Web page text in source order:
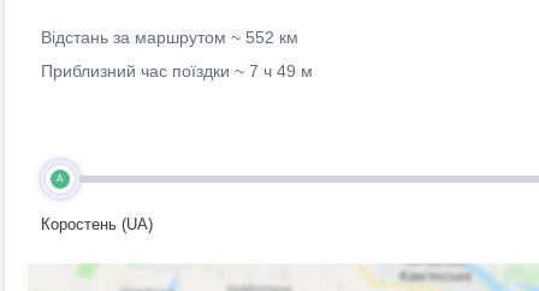
Відстань за маршрутом ~ 552 км
Приблизний час поїздки ~ 7 ч 49 м
A
Коростень (UA)